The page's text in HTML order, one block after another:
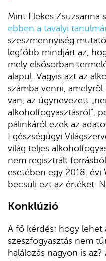
Mint Elekes Zsuzsanna
ebben a tavalyi
szeszmennyiség
legfőbb mindjárt az,
mely elsősorban
alapul. Vagyis azt az
számba venni,
van, az úgynevezett
alkoholfogyasztásról”,
pálinkáról ezek az
Egészségügyi
világ teljes
nem regisztrált
esetében egy 2018. évi
becsüli ezt az értéket.
Konklúzió
A fő kérdés: hogy lehet
szeszfogyasztás nem
halálozás nagyon is